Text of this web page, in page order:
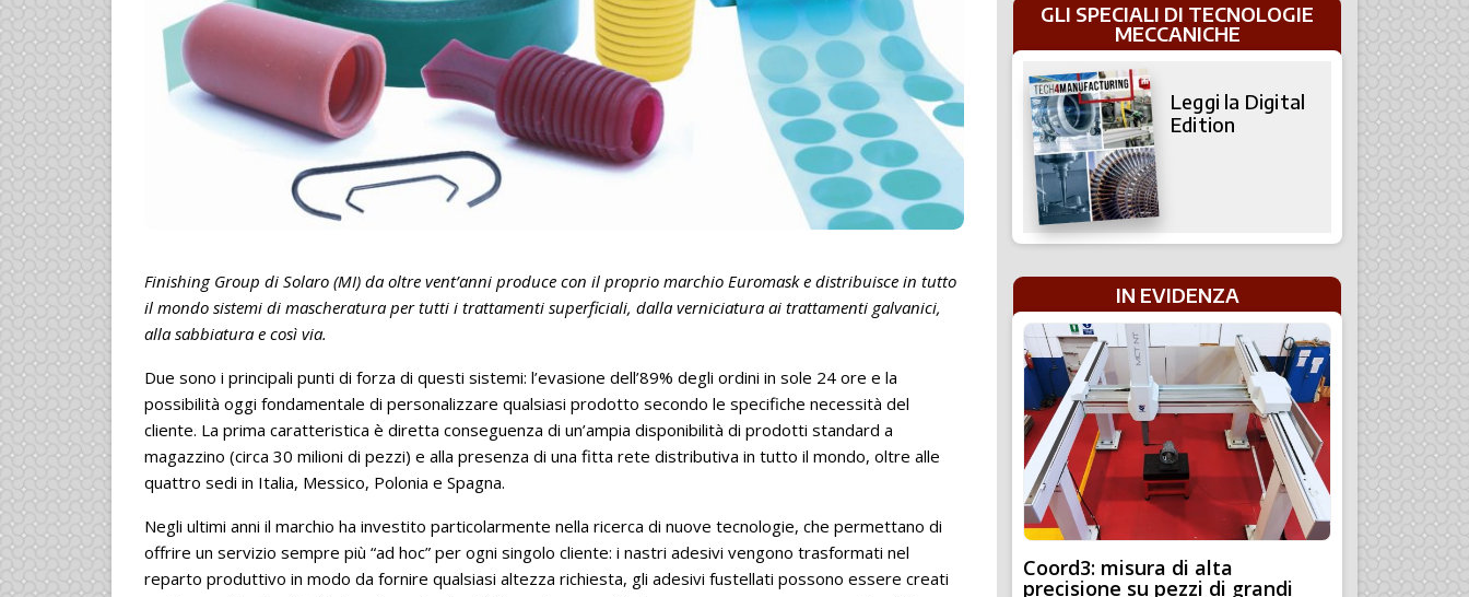
Finishing Group di Solaro (MI) da oltre vent’anni produce con il proprio marchio Euromask e distribuisce in tutto
il mondo sistemi di mascheratura per tutti i trattamenti superficiali, dalla verniciatura ai trattamenti galvanici,
alla sabbiatura e così via.
Due sono i principali punti di forza di questi sistemi: l’evasione dell’89% degli ordini in sole 24 ore e la
possibilità oggi fondamentale di personalizzare qualsiasi prodotto secondo le specifiche necessità del
cliente. La prima caratteristica è diretta conseguenza di un’ampia disponibilità di prodotti standard a
magazzino (circa 30 milioni di pezzi) e alla presenza di una fitta rete distributiva in tutto il mondo, oltre alle
quattro sedi in Italia, Messico, Polonia e Spagna.
Negli ultimi anni il marchio ha investito particolarmente nella ricerca di nuove tecnologie, che permettano di
offrire un servizio sempre più “ad hoc” per ogni singolo cliente: i nastri adesivi vengono trasformati nel
reparto produttivo in modo da fornire qualsiasi altezza richiesta, gli adesivi fustellati possono essere creati
GLI SPECIALI DI TECNOLOGIE
MECCANICHE
Leggi la Digital
Edition
IN EVIDENZA
Coord3: misura di alta
precisione su pezzi di grandi